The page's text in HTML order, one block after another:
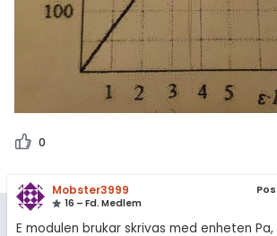
0
Mobster3999
16 – Fd. Medlem
E modulen brukar skrivas med enheten